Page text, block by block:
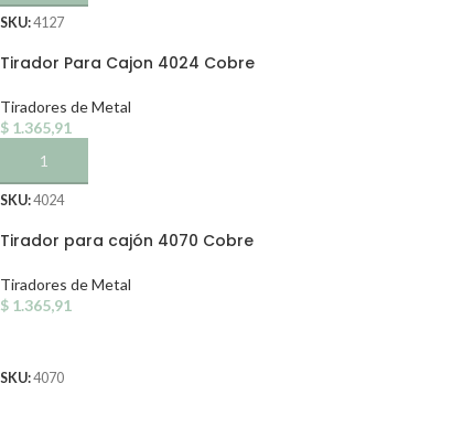
SKU:4127
Tirador Para Cajon 4024 Cobre
Tiradores de Metal
$ 1.365,91
AÑADIR AL CARRITO
SKU:4024
Tirador para cajón 4070 Cobre
Tiradores de Metal
$ 1.365,91
SKU:4070